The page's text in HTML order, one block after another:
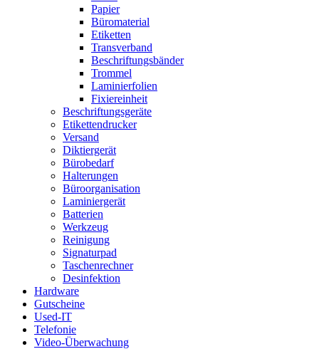
Papier
Büromaterial
Etiketten
Transverband
Beschriftungsbänder
Trommel
Laminierfolien
Fixiereinheit
Beschriftungsgeräte
Etikettendrucker
Versand
Diktiergerät
Bürobedarf
Halterungen
Büroorganisation
Laminiergerät
Batterien
Werkzeug
Reinigung
Signaturpad
Taschenrechner
Desinfektion
Hardware
Gutscheine
Used-IT
Telefonie
Video-Überwachung